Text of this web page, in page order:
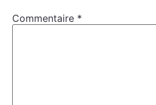
Commentaire *